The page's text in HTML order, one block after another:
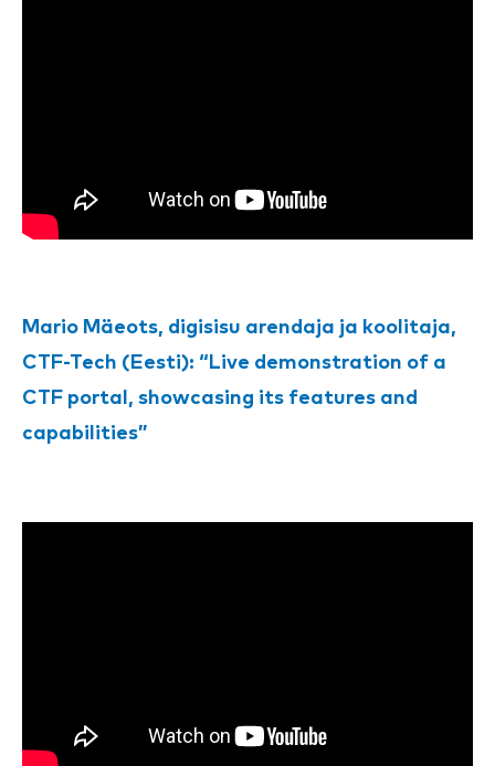
Mario Mäeots, digisisu arendaja ja koolitaja,
CTF-Tech (Eesti): “Live demonstration of a
CTF portal, showcasing its features and
capabilities”